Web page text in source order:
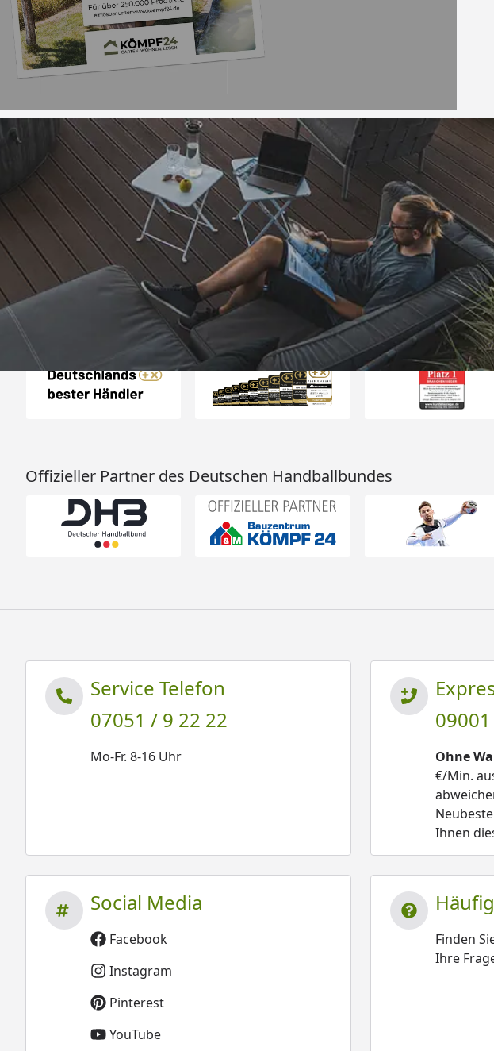
Trusted Shops
4,83/ 5
16.905 Bewertungen
„Einwandfreie Ware, schnelle und
gute Kaufabwicklung“
08.08.2026
Auszeichnungen
Offizieller Partner des Deutschen Handballbundes
Service Telefon
07051 / 9 22 22
Mo-Fr. 8-16 Uhr Ohne
€/Min.
Ihnen
Social Media
Facebook
Instagram
Pinterest
YouTube
Finden
Ihre